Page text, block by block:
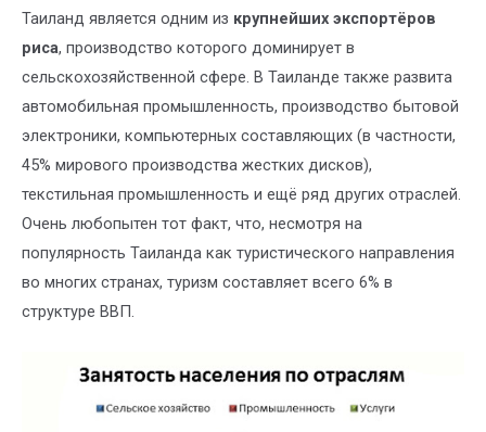
Таиланд является одним из крупнейших экспортёров
риса, производство которого доминирует в
сельскохозяйственной сфере. В Таиланде также развита
автомобильная промышленность, производство бытовой
электроники, компьютерных составляющих (в частности,
45% мирового производства жестких дисков),
текстильная промышленность и ещё ряд других отраслей.
Очень любопытен тот факт, что, несмотря на
популярность Таиланда как туристического направления
во многих странах, туризм составляет всего 6% в
структуре ВВП.